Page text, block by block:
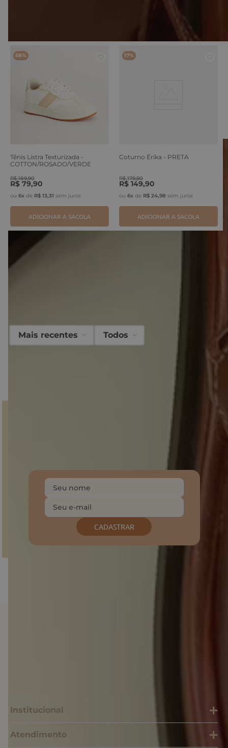
VOCÊ TAMBÉM PODE GOSTAR
58%
Tênis Listra Texturizada -
COTTON/ROSADO/VERDE
R$ 189,90
R$ 79,90
ou 6x de R$ 13,31 sem juros
ADICIONAR A SACOLA
17%
Coturno Érika - PRETA
R$ 179,90
R$ 149,90
ou 6x de R$ 24,98 sem juros
ADICIONAR A SACOLA
Mais recentes Todos
CADASTRAR
Institucional
Atendimento